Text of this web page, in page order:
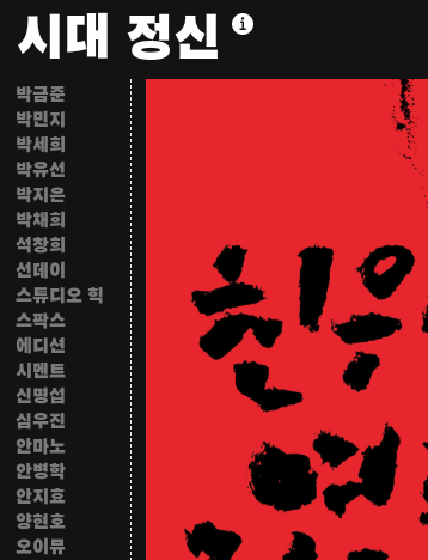
시대 정신
민구홍
매뉴팩처링
박금준
박민지
박세희
박유선
박지은
박채희
석창희
선데이
스튜디오 힉
스팍스
에디션
시멘트
신명섭
심우진
안마노
안병학
안지효
양현호
오이뮤